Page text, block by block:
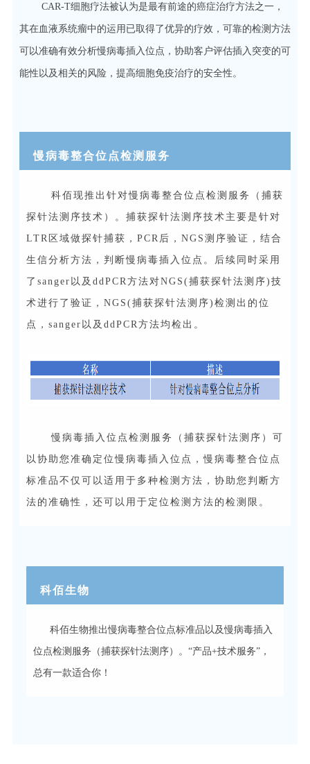
CAR-T细胞疗法被认为是最有前途的癌症治疗方法之一，
其在血液系统瘤中的运用已取得了优异的疗效，可靠的检测方法
可以准确有效分析慢病毒插入位点，协助客户评估插入突变的可
能性以及相关的风险，提高细胞免疫治疗的安全性。
慢病毒整合位点检测服务
科佰现推出针对慢病毒整合位点检测服务（捕获
探针法测序技术）。捕获探针法测序技术主要是针对
LTR区域做探针捕获，PCR后，NGS测序验证，结合
生信分析方法，判断慢病毒插入位点。后续同时采用
了sanger以及ddPCR方法对NGS(捕获探针法测序)技
术进行了验证，NGS(捕获探针法测序)检测出的位
点，sanger以及ddPCR方法均检出。
慢病毒插入位点检测服务（捕获探针法测序）可
以协助您准确定位慢病毒插入位点，慢病毒整合位点
标准品不仅可以适用于多种检测方法，协助您判断方
法的准确性，还可以用于定位检测方法的检测限。
科佰生物
科佰生物推出慢病毒整合位点标准品以及慢病毒插入
位点检测服务（捕获探针法测序）。“产品+技术服务”，
总有一款适合你！